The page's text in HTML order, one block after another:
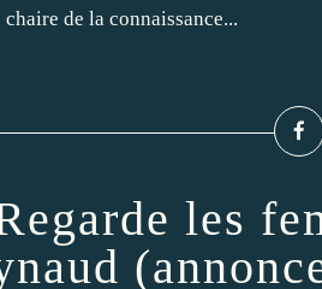
de la connaissance...
les